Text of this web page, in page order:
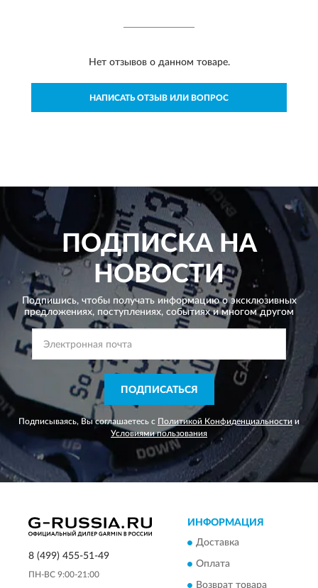
Нет отзывов о данном товаре.
НАПИСАТЬ ОТЗЫВ ИЛИ ВОПРОС
ПОДПИСКА НА
НОВОСТИ
Подпишись, чтобы получать информацию о эксклюзивных
предложениях, поступлениях, событиях и многом другом
ПОДПИСАТЬСЯ
Подписываясь, Вы соглашаетесь с Политикой Конфиденциальности и
Условиями пользования
8 (499) 455-51-49
ПН-ВС 9:00-21:00
ИНФОРМАЦИЯ
Доставка
Оплата
Возврат товара